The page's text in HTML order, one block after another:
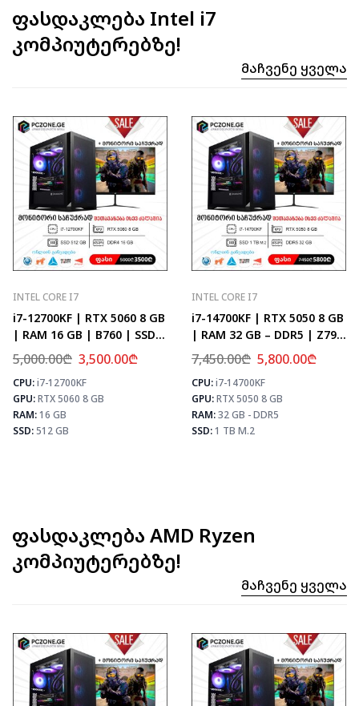
ფასდაკლება Intel i7
კომპიუტერებზე!
Მაჩვენე Ყველა
MAX FPS
CS2
435
PUBG
259
Fortnite
306
INTEL CORE I7
i7-12700KF | RTX 5060 8 GB
| RAM 16 GB | B760 | SSD
512 GB
5,000.00₾ 3,500.00₾
CPU:i7-12700KF
GPU:RTX 5060 8 GB
RAM:16 GB
SSD:512 GB
⚡ MAX FPS
CS2
331
PUBG
193
Fortnite
228
INTEL CORE I7
i7-14700KF | RTX 5050 8 GB
| RAM 32 GB – DDR5 | Z790
| SSD 1 TB M.2
7,450.00₾ 5,800.00₾
CPU:i7-14700KF
GPU:RTX 5050 8 GB
RAM:32 GB - DDR5
SSD:1 TB M.2
ფასდაკლება AMD Ryzen
კომპიუტერებზე!
Მაჩვენე Ყველა